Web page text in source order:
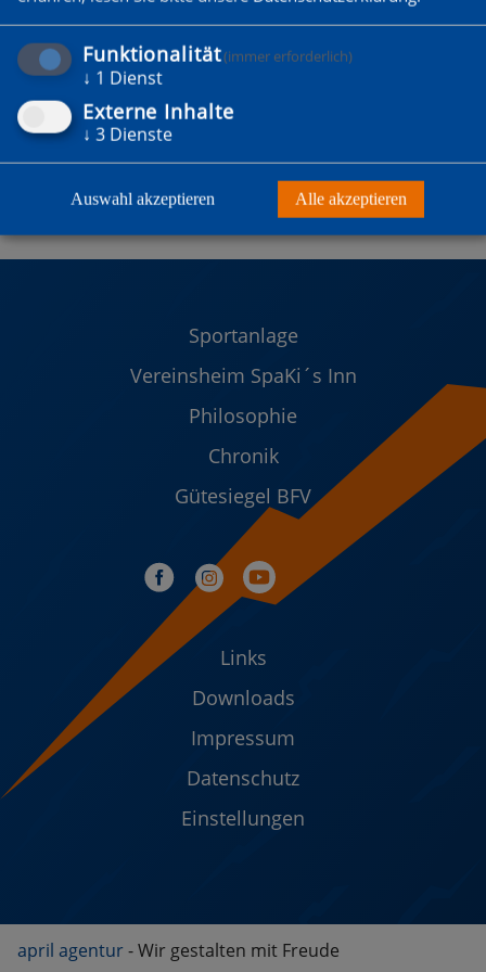
Sportanlage
Vereinsheim SpaKi´s Inn
Philosophie
Chronik
Gütesiegel BFV
Links
Downloads
Impressum
Datenschutz
Einstellungen
april agentur- Wir gestalten mit Freude
Funktionalität(immer erforderlich)
↓ 1 Dienst
Externe Inhalte
↓ 3 Dienste
Auswahl akzeptieren Alle akzeptieren